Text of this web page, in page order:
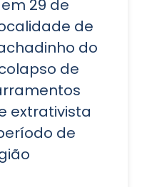
29 de
de
do
de
extrativista
de